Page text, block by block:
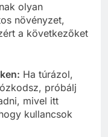
olyan
növényzet,
a következőket
Ha túrázol,
próbálj
mivel itt
kullancsok